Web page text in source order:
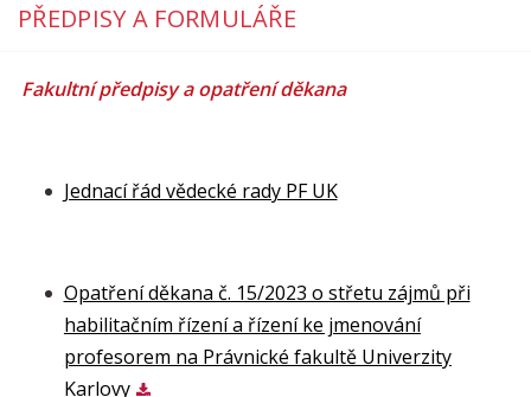
PŘEDPISY A FORMULÁŘE
Fakultní předpisy a opatření děkana
Jednací řád vědecké rady PF UK
Opatření děkana č. 15/2023 o střetu zájmů při
habilitačním řízení a řízení ke jmenování
profesorem na Právnické fakultě Univerzity
Karlovy